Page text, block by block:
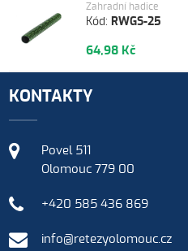
Kód: RWGS-25
Zahradní hadice
64,98 Kč
KONTAKTY
Povel 511
Olomouc 779 00
+420 585 436 869
info@retezyolomouc.cz